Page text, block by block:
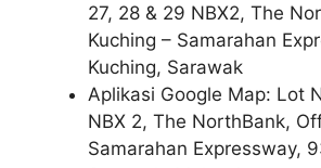
27, 28 & 29 NBX2, The
Kuching – Samarahan
Kuching, Sarawak
Aplikasi Google Map: Lot
NBX 2, The NorthBank,
Samarahan Expressway,